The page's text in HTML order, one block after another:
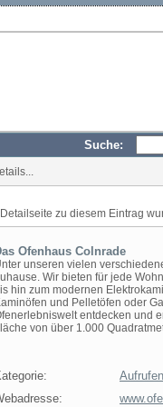
Suche:
zu diesem Eintrag
Ofenhaus Colnrade
unseren vielen
Wir bieten für jede
hin zum modernen
und Pelletöfen oder
entdecken und
von über 1.000
Aufrufen